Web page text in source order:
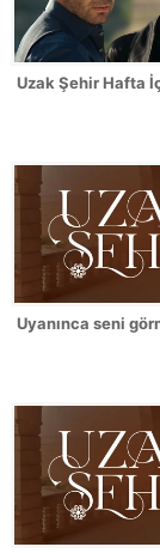
Uzak Şehir Hafta
Uyanınca seni